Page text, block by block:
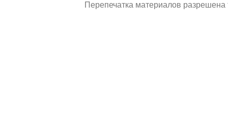
Перепечатка материалов разрешена